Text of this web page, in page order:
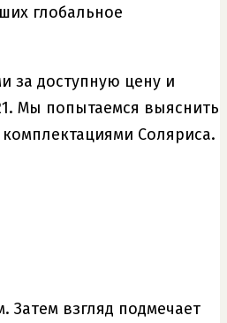
глобальное
за доступную цену и
Мы попытаемся выяснить
Соляриса.
Затем взгляд подмечает